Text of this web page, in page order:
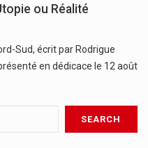
ou Réalité
Sud, écrit par Rodrigue
en dédicace le 12 août